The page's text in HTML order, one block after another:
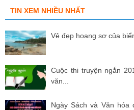
TIN XEM NHIỀU NHẤT
Vẻ đẹp hoang sơ của
Cuộc thi truyện ngắn
văn...
Ngày Sách và Văn hóa